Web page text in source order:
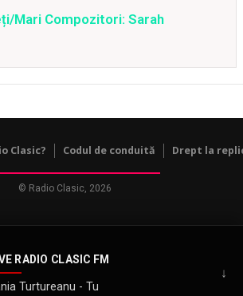
RADIO CLASIC FM
Turtureanu - Tu
↓
Mari Compozitori: Sarah
Clasic? Codul de conduită Drept la
© Radio Clasic, 2026